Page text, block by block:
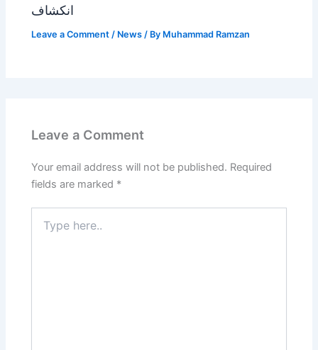
انکشاف
Leave a Comment / News / By Muhammad Ramzan
Leave a Comment
Your email address will not be published. Required
fields are marked *
here..